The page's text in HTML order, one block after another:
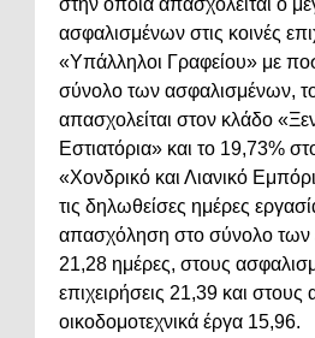
ασφαλισμένων στις κοινές
«Υπάλληλοι Γραφείου» με
σύνολο των ασφαλισμένων,
απασχολείται στον κλάδο
Εστιατόρια» και το 19,73%
«Χονδρικό και Λιανικό
τις δηλωθείσες ημέρες
απασχόληση στο σύνολο των
21,28 ημέρες, στους
επιχειρήσεις 21,39 και
οικοδομοτεχνικά έργα 15,96.